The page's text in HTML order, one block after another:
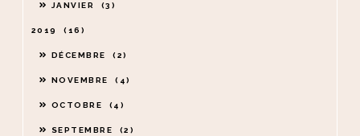
JANVIER 3
2019 16
DÉCEMBRE 2
NOVEMBRE 4
OCTOBRE 4
SEPTEMBRE 2